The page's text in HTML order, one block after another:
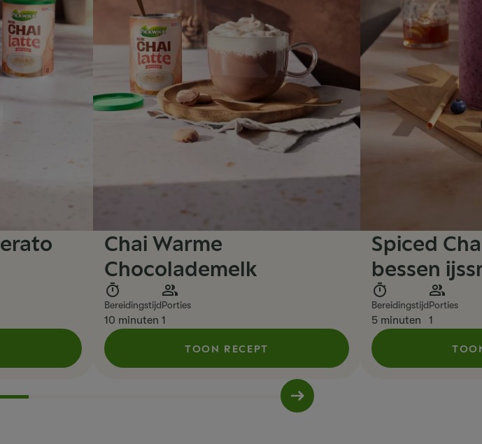
Chai Warme
Chocolademelk
Bereidingstijd
10 minuten
Porties
1
TOON RECEPT
Spiced
bessen
Bereidingstijd
5 minuten
Porties
1